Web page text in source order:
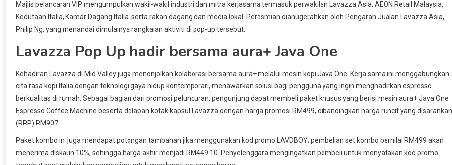
Majlis pelancaran VIP mengumpulkan wakil-wakil industri dan mitra kerjasama termasuk perwakilan Lavazza Asia, AEON Retail Malaysia,
Kedutaan Italia, Kamar Dagang Italia, serta rakan dagang dan media lokal. Peresmian dianugerahkan oleh Pengarah Jualan Lavazza Asia,
Philip Ng, yang menandai dimulainya rangkaian aktiviti di pop-up tersebut.
Lavazza Pop Up hadir bersama aura+ Java One
Kehadiran Lavazza di Mid Valley juga menonjolkan kolaborasi bersama aura+ melalui mesin kopi Java One. Kerja sama ini menggabungkan
cita rasa kopi Italia dengan teknologi gaya hidup kontemporari, menawarkan solusi bagi pengguna yang ingin menghadirkan espresso
berkualitas di rumah. Sebagai bagian dari promosi peluncuran, pengunjung dapat membeli paket khusus yang berisi mesin aura+ Java One
Espresso Coffee Machine beserta delapan kotak kapsul Lavazza dengan harga promosi RM499, dibandingkan harga runcit yang disarankan
(RRP) RM907.
Paket kombo ini juga mendapat potongan tambahan jika menggunakan kod promo LAVDBOY; pembelian set kombo bernilai RM499 akan
menerima diskaun 10%, sehingga harga akhir menjadi RM449.10. Penyelenggara mengingatkan pembeli untuk menyatakan kod promo